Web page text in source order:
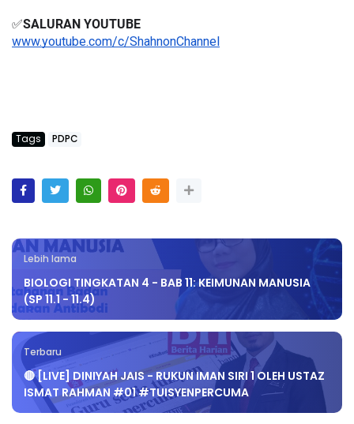
✅SALURAN YOUTUBE
www.youtube.com/c/ShahnonChannel
Tags PDPC
Lebih lama
BIOLOGI TINGKATAN 4 - BAB 11: KEIMUNAN MANUSIA
(SP 11.1 - 11.4)
Terbaru
🔴 [LIVE] DINIYAH JAIS - RUKUN IMAN SIRI 1 OLEH USTAZ
ISMAT RAHMAN #01 #TUISYENPERCUMA